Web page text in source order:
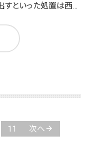
すといった処置は西…
11 次へ